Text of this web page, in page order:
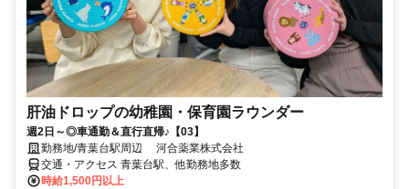
肝油ドロップの幼稚園・保育園ラウンダー
週2日～◎車通勤＆直行直帰♪【03】
勤務地/青葉台駅周辺 河合薬業株式会社
交通・アクセス 青葉台駅、他勤務地多数
時給1,500円以上